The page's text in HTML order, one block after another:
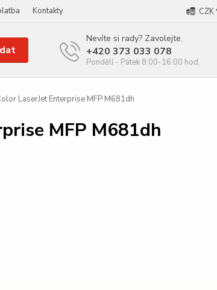
Kontakty CZK
Nevíte si rady? Zavolejte.
+420 373 033 078
Pondělí - Pátek 8:00-16:00 hod.
LaserJet Enterprise MFP M681dh
MFP M681dh